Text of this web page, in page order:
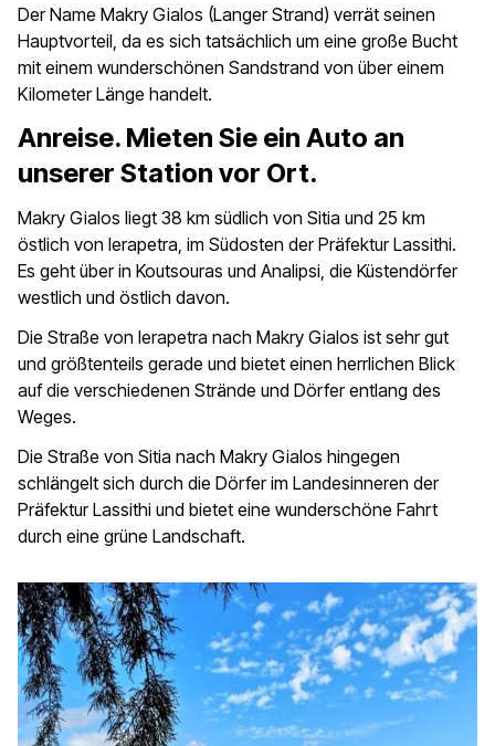
Der Name Makry Gialos (Langer Strand) verrät seinen
Hauptvorteil, da es sich tatsächlich um eine große Bucht
mit einem wunderschönen Sandstrand von über einem
Kilometer Länge handelt.
Anreise. Mieten Sie ein Auto an
unserer Station vor Ort.
Makry Gialos liegt 38 km südlich von Sitia und 25 km
östlich von Ierapetra, im Südosten der Präfektur Lassithi.
Es geht über in Koutsouras und Analipsi, die Küstendörfer
westlich und östlich davon.
Die Straße von Ierapetra nach Makry Gialos ist sehr gut
und größtenteils gerade und bietet einen herrlichen Blick
auf die verschiedenen Strände und Dörfer entlang des
Weges.
Die Straße von Sitia nach Makry Gialos hingegen
schlängelt sich durch die Dörfer im Landesinneren der
Präfektur Lassithi und bietet eine wunderschöne Fahrt
durch eine grüne Landschaft.